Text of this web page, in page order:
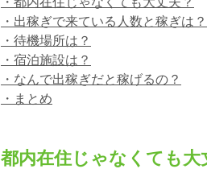
・出稼ぎで来ている人数と稼ぎは？
・待機場所は？
・宿泊施設は？
・なんで出稼ぎだと稼げるの？
・まとめ
都内在住じゃなくても大